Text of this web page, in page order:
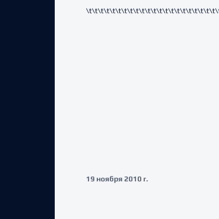
\t\t\t\t\t\t\t\t\t\t\t\t\t\t\t\t\t\t\t\t
19 ноября 2010 г.